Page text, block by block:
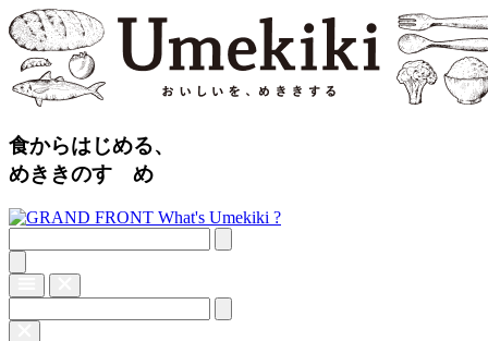
食からはじめる、
めききのすゝめ
What's Umekiki ?